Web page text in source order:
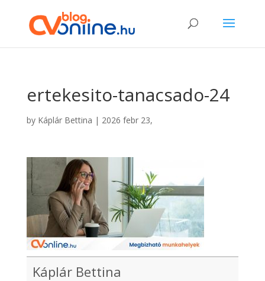
ertekesito-tanacsado-24
by Káplár Bettina | 2026 febr 23,
Káplár Bettina